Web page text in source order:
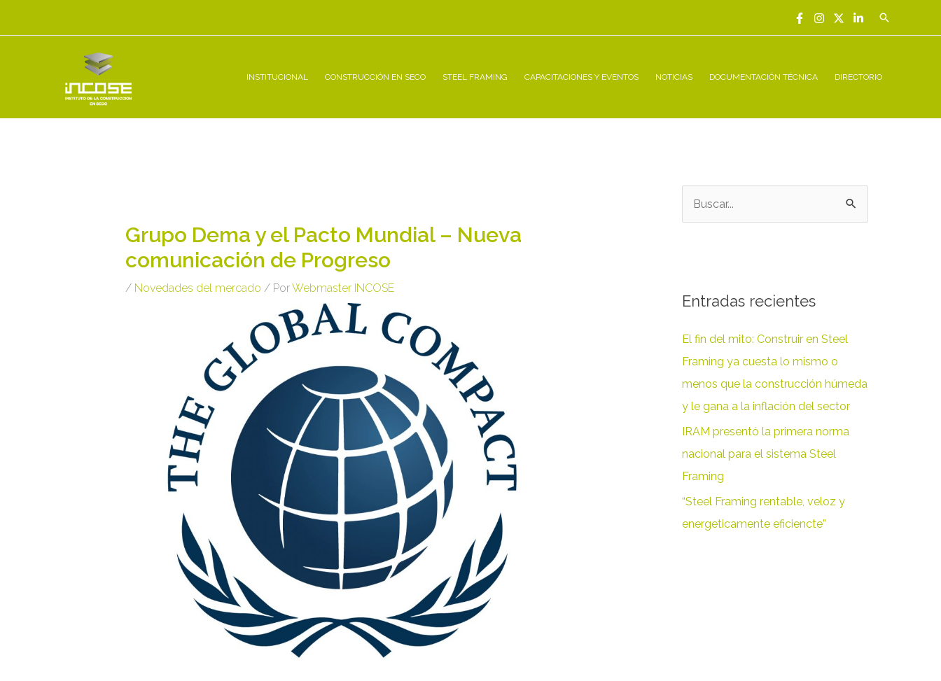
Buscar
INSTITUCIONAL CONSTRUCCIÓN EN SECO STEEL FRAMING CAPACITACIONES Y EVENTOS NOTICIAS DOCUMENTACIÓN TÉCNICA DIRECTORIO
Grupo Dema y el Pacto Mundial – Nueva
comunicación de Progreso
/ Novedades del mercado / PorWebmaster INCOSE
a
p
o
r
:
Entradas recientes
El fin del mito: Construir en Steel
Framing ya cuesta lo mismo o
menos que la construcción húmeda
y le gana a la inflación del sector
IRAM presentó la primera norma
nacional para el sistema Steel
Framing
“Steel Framing rentable, veloz y
energeticamente eficiencte”